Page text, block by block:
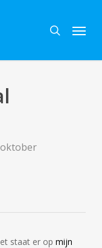
search
Menu
staat er op mijn